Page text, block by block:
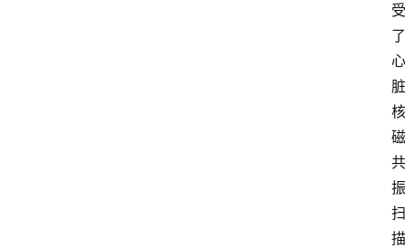
受
了
心
脏
核
磁
共
振
扫
描